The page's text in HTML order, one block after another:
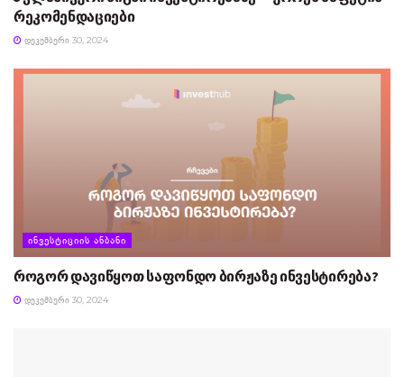
რეკომენდაციები
ᲓᲔᲙᲔᲛᲑᲔᲠᲘ 30, 2024
ᲘᲜᲕᲔᲡᲢᲘᲪᲘᲘᲡ ᲐᲜᲑᲐᲜᲘ
როგორ დავიწყოთ საფონდო ბირჟაზე ინვესტირება?
ᲓᲔᲙᲔᲛᲑᲔᲠᲘ 30, 2024